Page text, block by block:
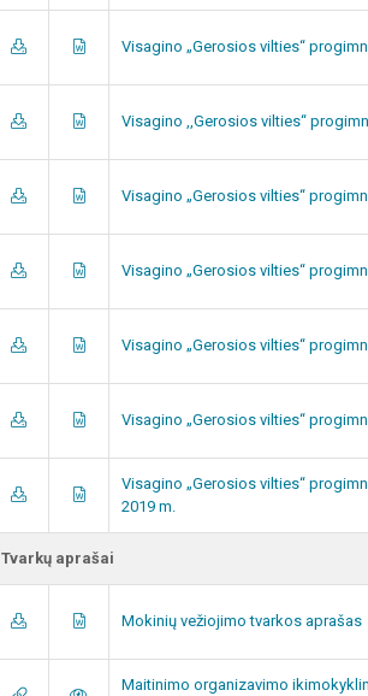
Visagino „Gerosios vilties“
Visagino ,,Gerosios vilties“
Visagino „Gerosios vilties“
Visagino „Gerosios vilties“
Visagino „Gerosios vilties“
Visagino „Gerosios vilties“
Visagino „Gerosios vilties“
2019 m.
Tvarkų aprašai
Mokinių vežiojimo tvarkos aprašas
Maitinimo organizavimo